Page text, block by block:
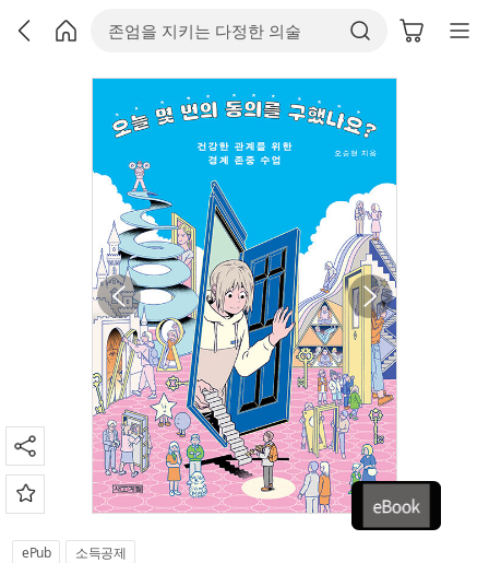
ePub 소득공제